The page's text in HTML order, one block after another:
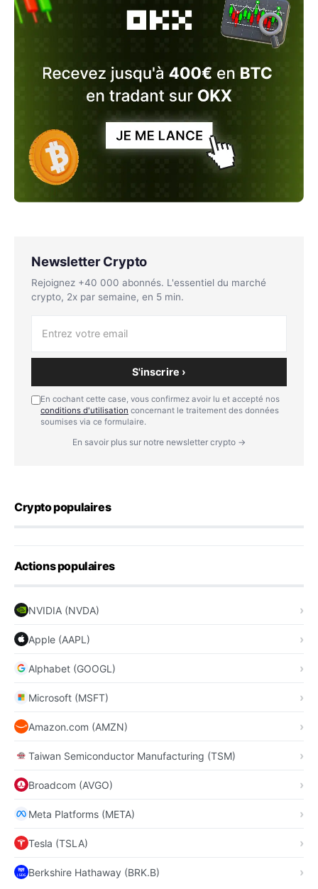
Newsletter Crypto
Rejoignez +40 000 abonnés. L'essentiel du marché
crypto, 2x par semaine, en 5 min.
S'inscrire ›
En cochant cette case, vous confirmez avoir lu et accepté nos
conditions d'utilisation concernant le traitement des données
soumises via ce formulaire.
En savoir plus sur notre newsletter crypto →
Crypto populaires
Actions populaires
NVIDIA (NVDA)
Apple (AAPL)
Alphabet (GOOGL)
Microsoft (MSFT)
Amazon.com (AMZN)
Taiwan Semiconductor Manufacturing (TSM)
Broadcom (AVGO)
Meta Platforms (META)
Tesla (TSLA)
Berkshire Hathaway (BRK.B)